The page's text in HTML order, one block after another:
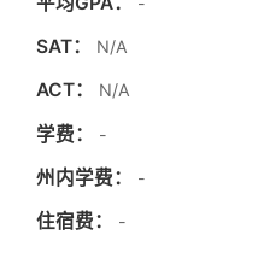
SAT： N/A
ACT： N/A
学费： -
州内学费： -
住宿费： -